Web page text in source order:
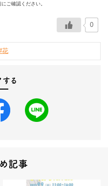
ご確認ください。
0
花
する
記事